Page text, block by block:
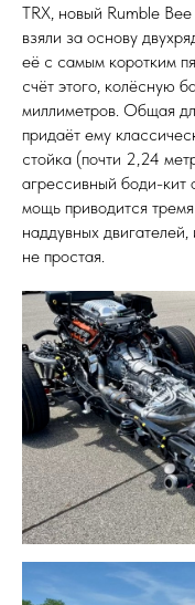
TRX, новый Rumble
взяли за основу
её с самым коротким
счёт этого, колёсную
миллиметров. Общая
придаёт ему
стойка (почти 2,24
агрессивный боди-кит
мощь приводится
наддувных
не простая.